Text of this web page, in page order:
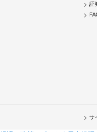
証
サ